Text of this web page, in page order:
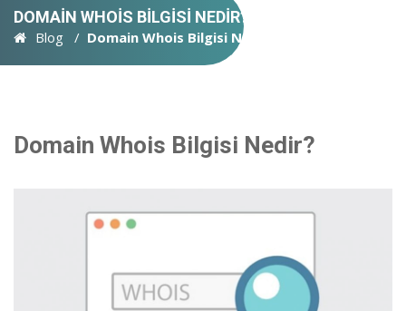
DOMAIN WHOIS BILGISI NEDIR?
Blog Domain Whois Bilgisi Nedir?
Domain Whois Bilgisi Nedir?